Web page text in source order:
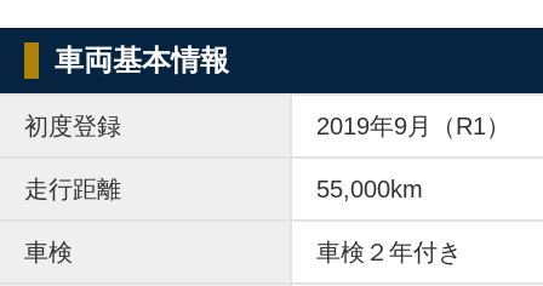
車両基本情報
初度登録 2019年9月（R1）
走行距離 55,000km
車検 車検２年付き